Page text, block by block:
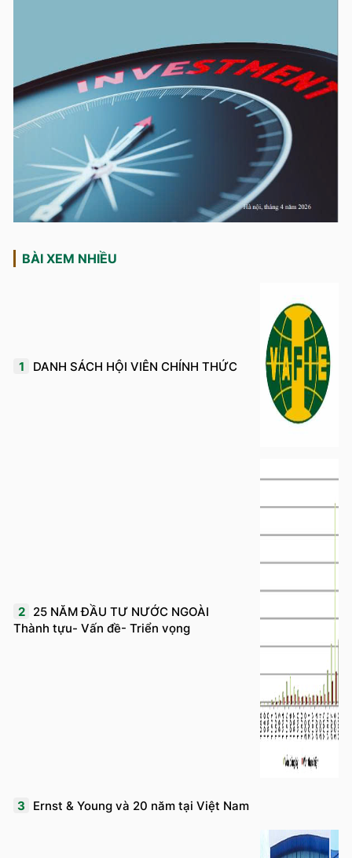
BÀI XEM NHIỀU
1 DANH SÁCH HỘI VIÊN CHÍNH THỨC
2
25 NĂM ĐẦU TƯ NƯỚC NGOÀI
Thành tựu- Vấn đề- Triển vọng
3 Ernst & Young và 20 năm tại Việt Nam